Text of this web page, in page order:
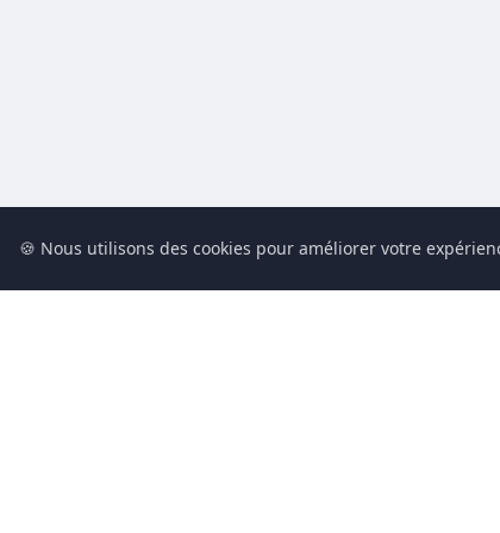
🍪 Nous utilisons des cookies pour améliorer votre